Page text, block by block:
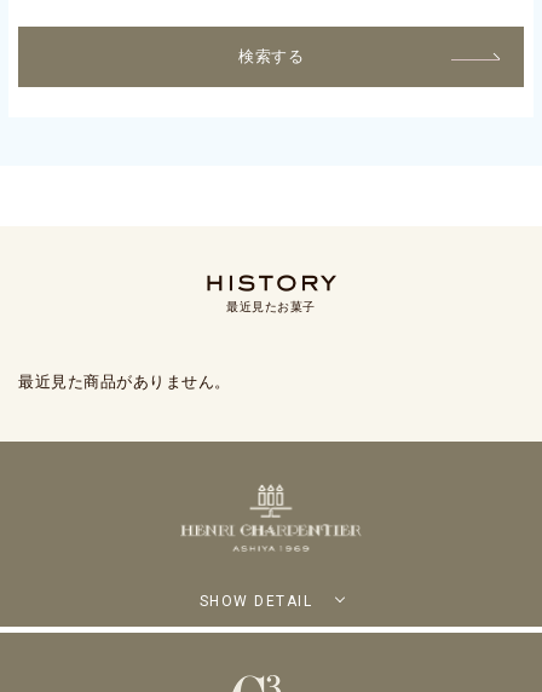
検索する
最近見たお菓子
最近見た商品がありません。
SHOW DETAIL